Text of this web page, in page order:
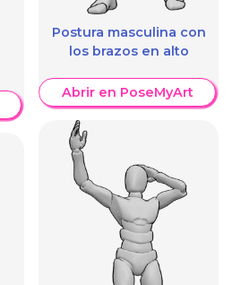
Postura masculina con
los brazos en alto
Abrir en PoseMyArt